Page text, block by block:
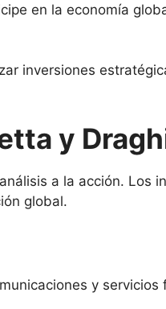
en la economía
inversiones
y
a la acción. Los
global.
y